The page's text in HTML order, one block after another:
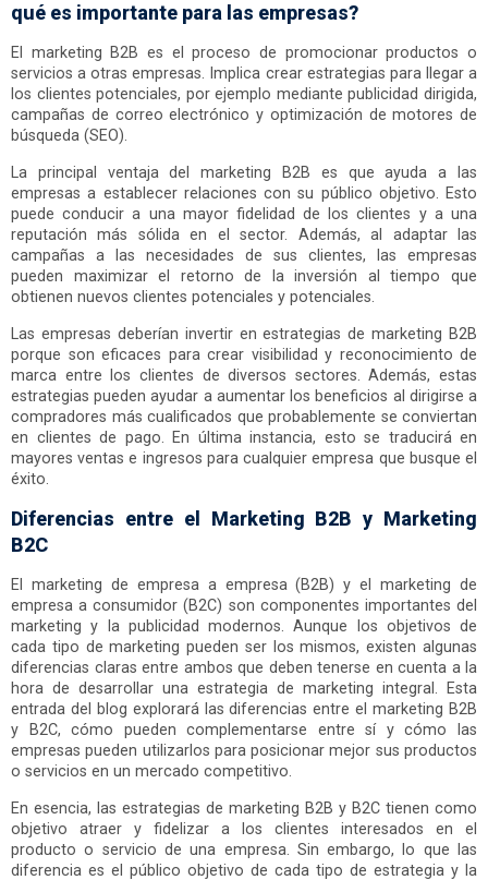
qué es importante para las empresas?
El marketing B2B es el proceso de promocionar productos o
servicios a otras empresas. Implica crear estrategias para llegar a
los clientes potenciales, por ejemplo mediante publicidad dirigida,
campañas de correo electrónico y optimización de motores de
búsqueda (SEO).
La principal ventaja del marketing B2B es que ayuda a las
empresas a establecer relaciones con su público objetivo. Esto
puede conducir a una mayor fidelidad de los clientes y a una
reputación más sólida en el sector. Además, al adaptar las
campañas a las necesidades de sus clientes, las empresas
pueden maximizar el retorno de la inversión al tiempo que
obtienen nuevos clientes potenciales y potenciales.
Las empresas deberían invertir en estrategias de marketing B2B
porque son eficaces para crear visibilidad y reconocimiento de
marca entre los clientes de diversos sectores. Además, estas
estrategias pueden ayudar a aumentar los beneficios al dirigirse a
compradores más cualificados que probablemente se conviertan
en clientes de pago. En última instancia, esto se traducirá en
mayores ventas e ingresos para cualquier empresa que busque el
éxito.
Diferencias entre el Marketing B2B y Marketing
B2C
El marketing de empresa a empresa (B2B) y el marketing de
empresa a consumidor (B2C) son componentes importantes del
marketing y la publicidad modernos. Aunque los objetivos de
cada tipo de marketing pueden ser los mismos, existen algunas
diferencias claras entre ambos que deben tenerse en cuenta a la
hora de desarrollar una estrategia de marketing integral. Esta
entrada del blog explorará las diferencias entre el marketing B2B
y B2C, cómo pueden complementarse entre sí y cómo las
empresas pueden utilizarlos para posicionar mejor sus productos
o servicios en un mercado competitivo.
En esencia, las estrategias de marketing B2B y B2C tienen como
objetivo atraer y fidelizar a los clientes interesados en el
producto o servicio de una empresa. Sin embargo, lo que las
diferencia es el público objetivo de cada tipo de estrategia y la